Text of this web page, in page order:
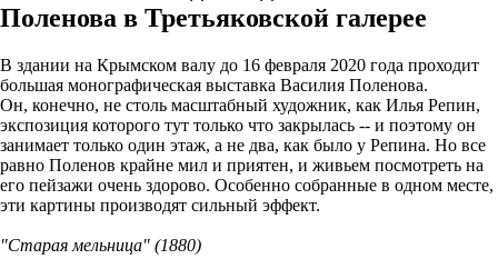
Поленова в Третьяковской галерее
В здании на Крымском валу до 16 февраля 2020 года проходит
большая монографическая выставка Василия Поленова.
Он, конечно, не столь масштабный художник, как Илья Репин,
экспозиция которого тут только что закрылась -- и поэтому он
занимает только один этаж, а не два, как было у Репина. Но все
равно Поленов крайне мил и приятен, и живьем посмотреть на
его пейзажи очень здорово. Особенно собранные в одном месте,
эти картины производят сильный эффект.
"Старая мельница" (1880)